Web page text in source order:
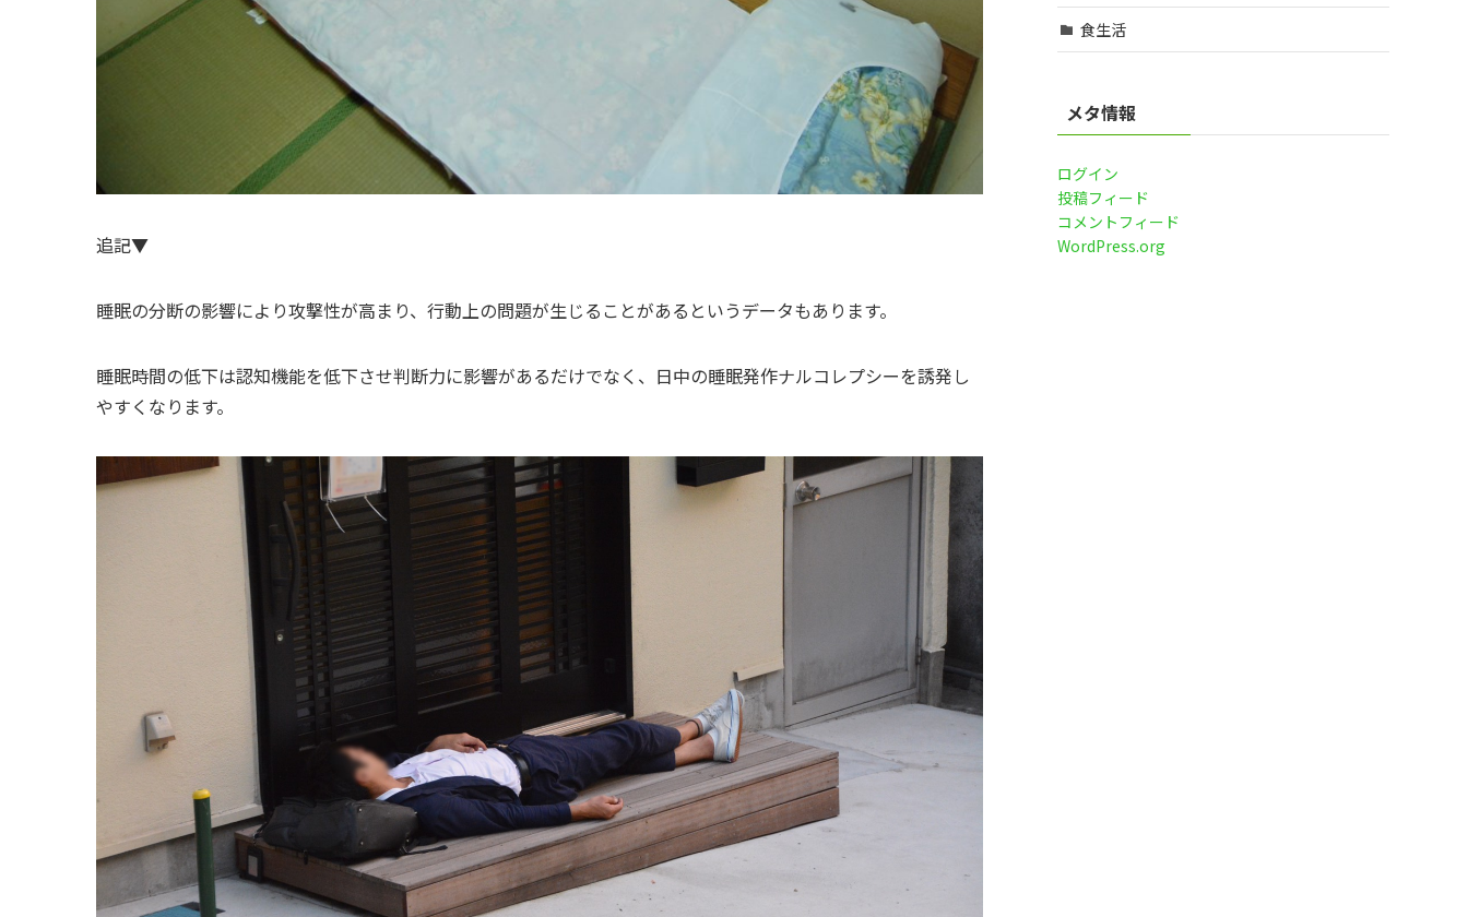
追記▼
睡眠の分断の影響により攻撃性が高まり、行動上の問題が生じることがあるというデータもあります。
睡眠時間の低下は認知機能を低下させ判断力に影響があるだけでなく、日中の睡眠発作ナルコレプシーを誘発し
やすくなります。
食生活
メタ情報
ログイン
投稿フィード
コメントフィード
WordPress.org